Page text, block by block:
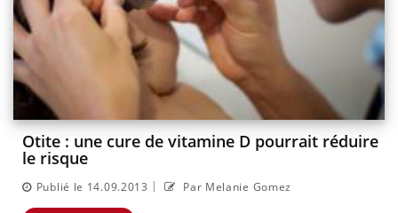
Otite : une cure de vitamine D pourrait réduire
le risque
Publié le 14.09.2013 | Par Melanie Gomez